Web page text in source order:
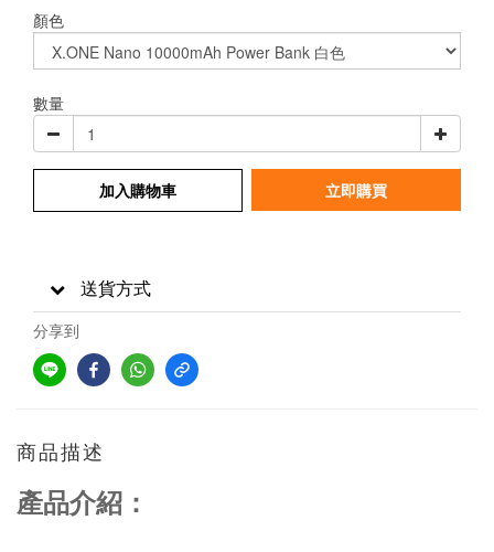
顏色
數量
加入購物車 立即購買
送貨方式
分享到
商品描述
產品介紹：